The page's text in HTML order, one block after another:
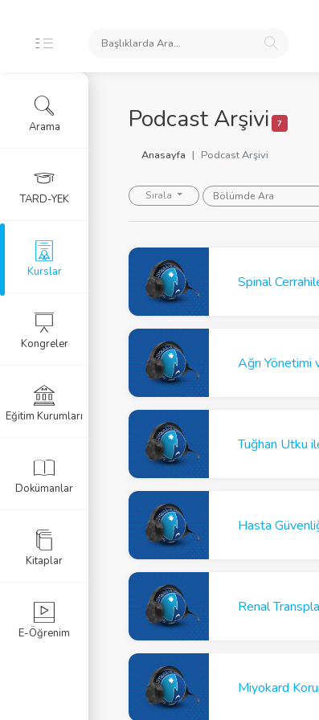
Podcast Arşivi 7
Anasayfa Podcast Arşivi
Sırala
Spinal
Ağrı Yönetimi
Tuğhan Utku
Hasta
Miyokard
Arama
TARD-YEK
Kurslar
Kongreler
Eğitim Kurumları
Dokümanlar
Kitaplar
E-Öğrenim
Kursu